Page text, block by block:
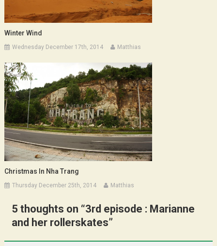
Winter Wind
Wednesday December 17th, 2014 Matthias
Christmas In Nha Trang
Thursday December 25th, 2014 Matthias
5 thoughts on “3rd episode : Marianne
and her rollerskates”